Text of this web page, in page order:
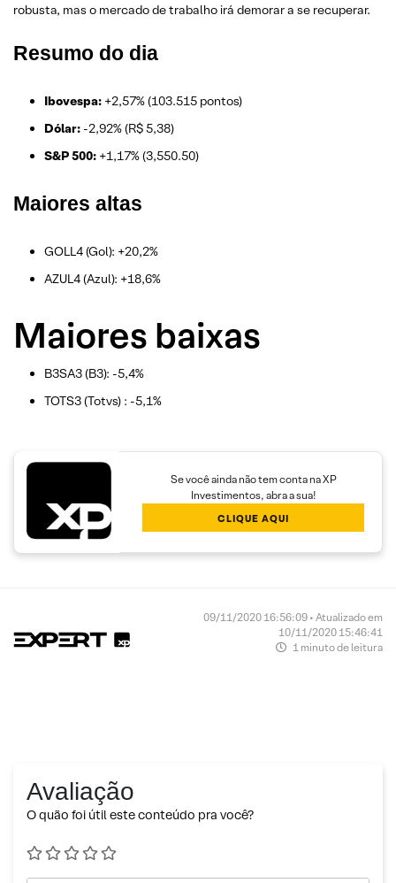
robusta, mas o mercado de trabalho irá demorar a se recuperar.
Resumo do dia
Ibovespa: +2,57% (103.515 pontos)
Dólar: -2,92% (R$ 5,38)
S&P 500: +1,17% (3,550.50)
Maiores altas
GOLL4 (Gol): +20,2%
AZUL4 (Azul): +18,6%
Maiores baixas
B3SA3 (B3): -5,4%
TOTS3 (Totvs) : -5,1%
Se você ainda não tem conta na XP
Investimentos, abra a sua!
CLIQUE AQUI
09/11/2020 16:56:09 • Atualizado em
10/11/2020 15:46:41
1 minuto de leitura
Avaliação
O quão foi útil este conteúdo pra você?